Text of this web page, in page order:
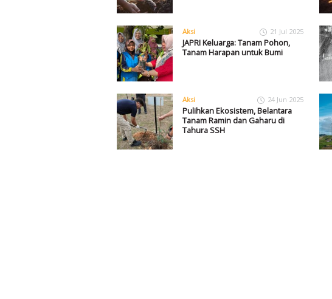
Aksi 21 Jul 2025
JAPRI Keluarga: Tanam Pohon,
Tanam Harapan untuk Bumi
Aksi 24 Jun 2025
Pulihkan Ekosistem, Belantara
Tanam Ramin dan Gaharu di
Tahura SSH